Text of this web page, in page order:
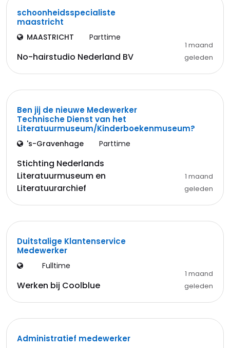
schoonheidsspecialiste
maastricht
MAASTRICHT Parttime
No-hairstudio Nederland BV
1 maand
geleden
Ben jij de nieuwe Medewerker
Technische Dienst van het
Literatuurmuseum/Kinderboekenmuseum?
's-Gravenhage Parttime
Stichting Nederlands
Literatuurmuseum en
Literatuurarchief
1 maand
geleden
Duitstalige Klantenservice
Medewerker
Fulltime
Werken bij Coolblue
1 maand
geleden
Administratief medewerker